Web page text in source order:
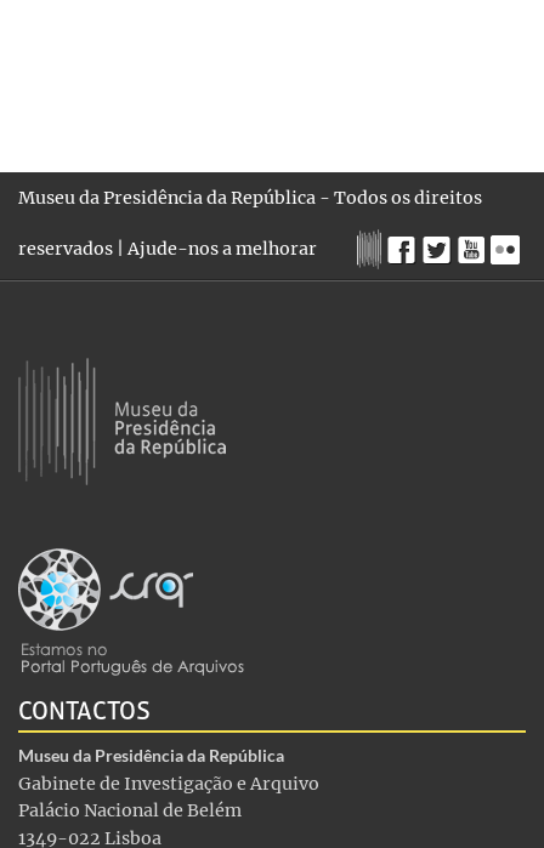
Museu da Presidência da República - Todos os direitos
reservados |Ajude-nos a melhorar
CONTACTOS
Museu da Presidência da República
Gabinete de Investigação e Arquivo
Palácio Nacional de Belém
1349-022 Lisboa